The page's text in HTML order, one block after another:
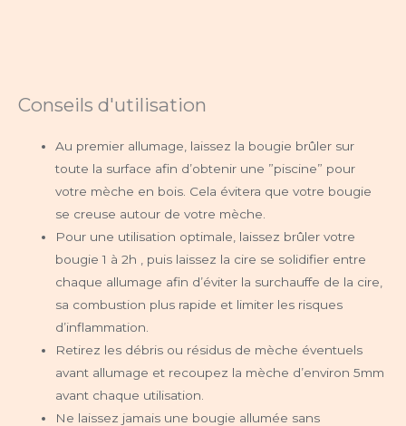
Conseils d'utilisation
Au premier allumage, laissez la bougie brûler sur
toute la surface afin d’obtenir une ”piscine” pour
votre mèche en bois. Cela évitera que votre bougie
se creuse autour de votre mèche.
Pour une utilisation optimale, laissez brûler votre
bougie 1 à 2h , puis laissez la cire se solidifier entre
chaque allumage afin d’éviter la surchauffe de la cire,
sa combustion plus rapide et limiter les risques
d’inflammation.
Retirez les débris ou résidus de mèche éventuels
avant allumage et recoupez la mèche d’environ 5mm
avant chaque utilisation.
Ne laissez jamais une bougie allumée sans